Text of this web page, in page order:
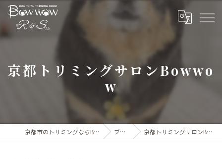
京都トリミングサロンBowwo
w
京都市のトリミングならBow wow ブログ 京都トリミングサロンBowwow